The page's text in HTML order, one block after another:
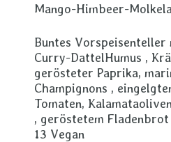
Mango-Himbeer-
Buntes
Curry-DattelHumus ,
gerösteter Paprika,
Champignons ,
Tomaten,
, geröstetem
13 Vegan